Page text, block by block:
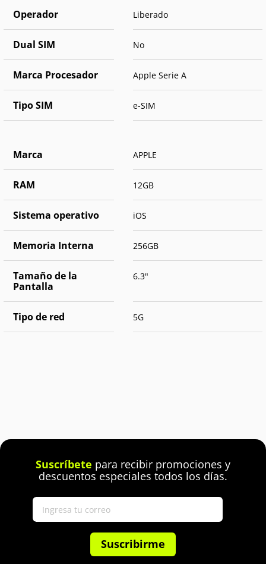
Operador Liberado
Dual SIM No
Marca Procesador Apple Serie A
Tipo SIM e-SIM
Marca APPLE
RAM 12GB
Sistema operativo iOS
Memoria Interna 256GB
Tamaño de la
Pantalla
6.3"
Tipo de red 5G
Suscríbete para recibir promociones y
descuentos especiales todos los días.
Suscribirme